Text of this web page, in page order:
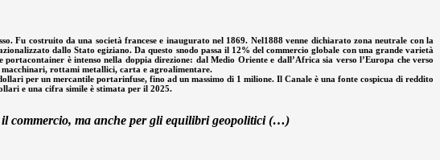
Fu costruito da una società francese e inaugurato nel 1869. Nel1888 venne dichiarato zona neutrale con la
dallo Stato egiziano. Da questo snodo passa il 12% del commercio globale con una grande varietà
è intenso nella doppia direzione: dal Medio Oriente e dall’Africa sia verso l’Europa che verso
rottami metallici, carta e agroalimentare.
per un mercantile portarinfuse, fino ad un massimo di 1 milione. Il Canale è una fonte cospicua di reddito
e una cifra simile è stimata per il 2025.
commercio, ma anche per gli equilibri geopolitici (…)